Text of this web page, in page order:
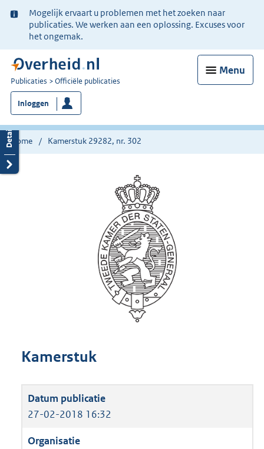
Ter
informatie:
Mogelijk ervaart u problemen met het zoeken naar
publicaties. We werken aan een oplossing. Excuses voor
het ongemak.
Menu
U
bent
nu
hier:
Publicaties Officiële publicaties
Inloggen
Home Kamerstuk 29282, nr. 302
Kamerstuk
27-02-2018 16:32